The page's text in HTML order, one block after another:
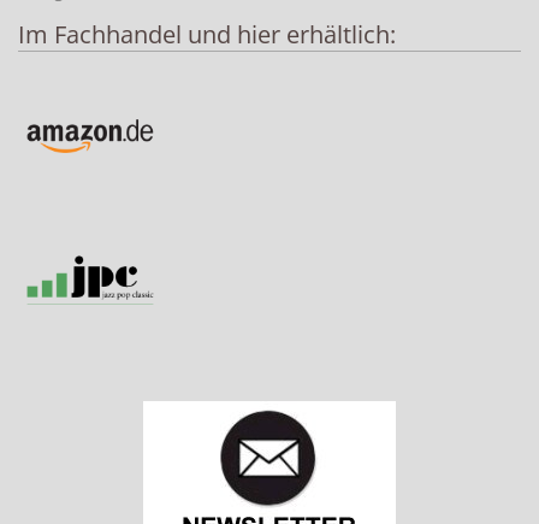
Im Fachhandel und hier erhältlich: